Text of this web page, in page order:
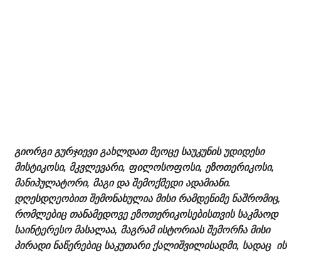
გიორგი გურჯიევი გახლდათ მეოცე საუკუნის უდიდესი
მისტიკოსი, მკვლევარი, ფილოსოფოსი, ეზოთერიკოსი,
მანიპულატორი, მაგი და შემოქმედი ადამიანი.
დღესდღეობით შემონახულია მისი რამდენიმე ნაშრომიც,
რომლებიც თანამედოვე ეზოთერიკოსებისთვის საკმაოდ
საინტერესო მასალაა, მაგრამ ისტორიას შემორჩა მისი
პირადი ნაწერებიც საკუთარი ქალიშვილისადმი, სადაც ის